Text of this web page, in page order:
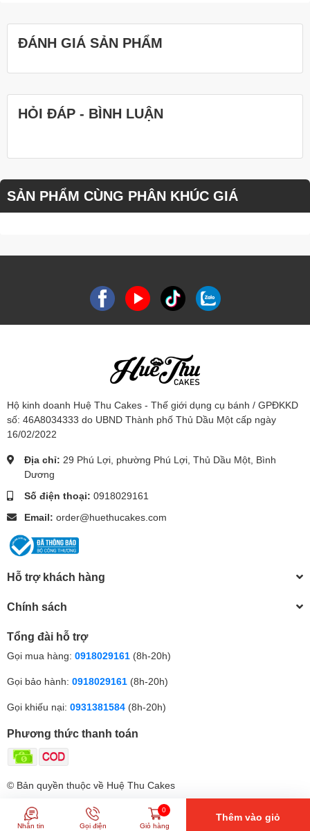
ĐÁNH GIÁ SẢN PHẨM
HỎI ĐÁP - BÌNH LUẬN
SẢN PHẨM CÙNG PHÂN KHÚC GIÁ
Hộ kinh doanh Huệ Thu Cakes - Thế giới dụng cụ bánh / GPĐKKD
số: 46A8034333 do UBND Thành phố Thủ Dầu Một cấp ngày
16/02/2022
Địa chỉ: 29 Phú Lợi, phường Phú Lợi, Thủ Dầu Một, Bình
Dương
Số điện thoại: 0918029161
Email: order@huethucakes.com
Hỗ trợ khách hàng
Chính sách
Tổng đài hỗ trợ
Gọi mua hàng: 0918029161 (8h-20h)
Gọi bảo hành: 0918029161 (8h-20h)
Gọi khiếu nại: 0931381584 (8h-20h)
Phương thức thanh toán
© Bản quyền thuộc về Huệ Thu Cakes
Nhắn tin Gọi điện
0
Giỏ hàng
Thêm vào giỏ